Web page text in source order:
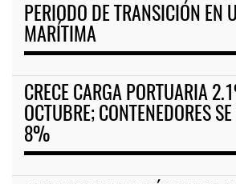
PERIODO DE TRANSICIÓN EN
MARÍTIMA
CRECE CARGA PORTUARIA
OCTUBRE; CONTENEDORES
8%